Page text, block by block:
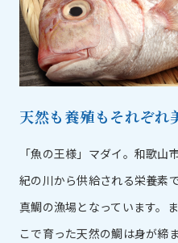
天然も養殖もそれぞれ
「魚の王様」マダイ。和歌山
紀の川から供給される栄養素
真鯛の漁場となっています。
こで育った天然の鯛は身が締